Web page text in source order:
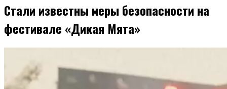
Стали известны меры безопасности на
фестивале «Дикая Мята»